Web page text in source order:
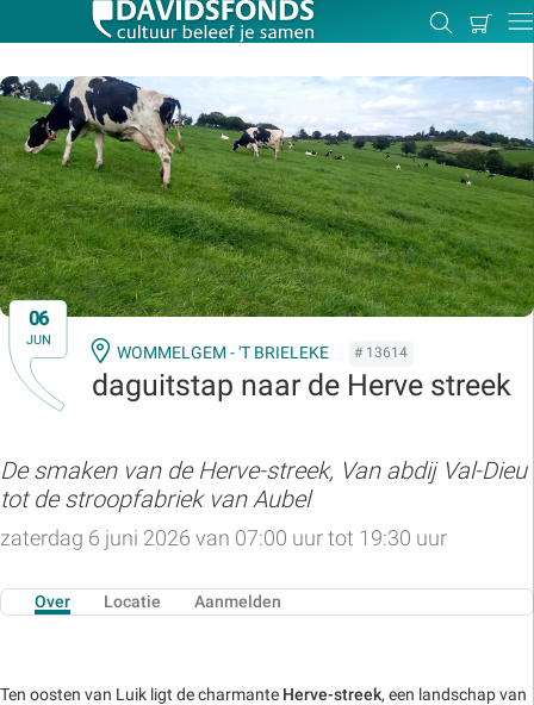
Zoeken
Mijn
06
JUN
WOMMELGEM - 'T BRIELEKE # 13614
daguitstap naar de Herve streek
De smaken van de Herve-streek, Van abdij Val-Dieu
tot de stroopfabriek van Aubel
zaterdag 6 juni 2026 van 07:00 uur tot 19:30 uur
Over Locatie Aanmelden
Ten oosten van Luik ligt de charmante Herve-streek, een landschap van
Zoek:
Zoeken